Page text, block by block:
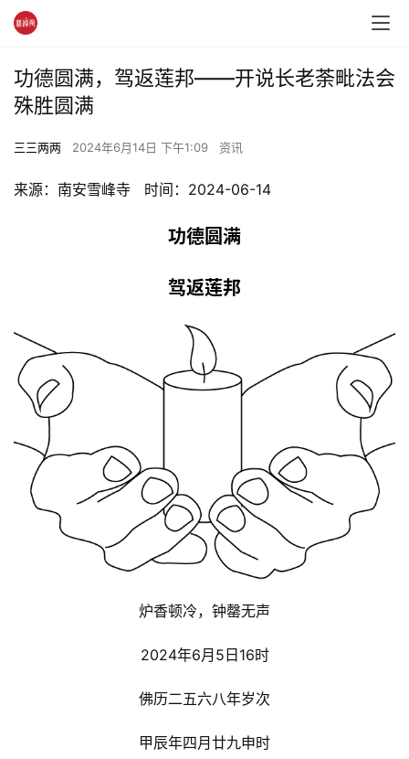
功德圆满，驾返莲邦——开说长老荼毗法会
殊胜圆满
三三两两 2024年6月14日 下午1:09 资讯
来源：南安雪峰寺   时间：2024-06-14
功德圆满
驾返莲邦
炉香顿冷，钟罄无声
2024年6月5日16时
佛历二五六八年岁次
甲辰年四月廿九申时